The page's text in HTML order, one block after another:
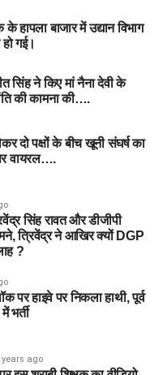
हापला बाजार में उद्यान विभाग
गई।
सिंह ने किए मां नैना देवी के
की कामना की….
दो पक्षों के बीच खूनी संघर्ष का
वायरल….
सिंह रावत और डीजीपी
त्रिवेंद्र ने आखिर क्यों DGP
?
पर हाइवे पर निकला हाथी, पूर्व
भर्ती
years ago